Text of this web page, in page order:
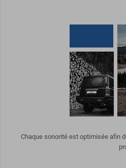
Chaque sonorité est optimisée afin